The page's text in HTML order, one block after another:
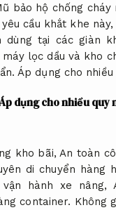
bảo hộ chống cháy
cầu khắt khe này,
dùng tại các giàn
máy lọc dầu và kho
Áp dụng cho nhiều
dụng cho nhiều quy
kho bãi,An toàn
di chuyển hàng
vận hành xe nâng,
container. Không